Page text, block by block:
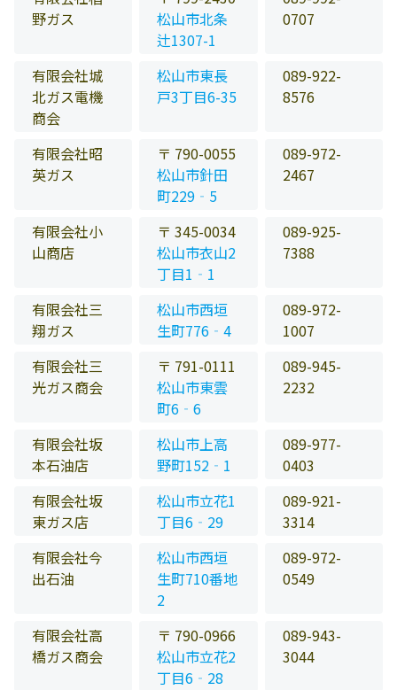
野ガス
松山市北条
辻1307-1
0707
有限会社城
北ガス電機
商会
松山市東長
戸3丁目6-35
089-922-
8576
有限会社昭
英ガス
〒 790-0055
松山市針田
町229‐5
089-972-
2467
有限会社小
山商店
〒 345-0034
松山市衣山2
丁目1‐1
089-925-
7388
有限会社三
翔ガス
松山市西垣
生町776‐4
089-972-
1007
有限会社三
光ガス商会
〒 791-0111
松山市東雲
町6‐6
089-945-
2232
有限会社坂
本石油店
松山市上高
野町152‐1
089-977-
0403
有限会社坂
東ガス店
松山市立花1
丁目6‐29
089-921-
3314
有限会社今
出石油
松山市西垣
生町710番地
2
089-972-
0549
有限会社高
橋ガス商会
〒 790-0966
松山市立花2
丁目6‐28
089-943-
3044